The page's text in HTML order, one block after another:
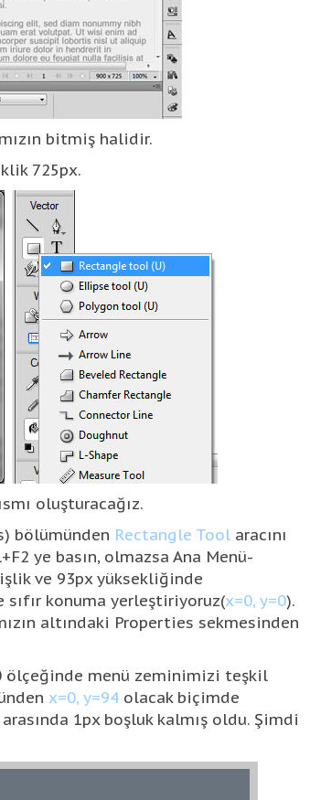
bitmiş halidir.
725px.
oluşturacağız.
bölümünden Rectangle Tool aracını
ye basın, olmazsa Ana Menü-
ve 93px yüksekliğinde
konuma yerleştiriyoruz(x=0, y=0).
altındaki Properties sekmesinden
ölçeğinde menü zeminimizi teşkil
x=0, y=94 olacak biçimde
1px boşluk kalmış oldu. Şimdi